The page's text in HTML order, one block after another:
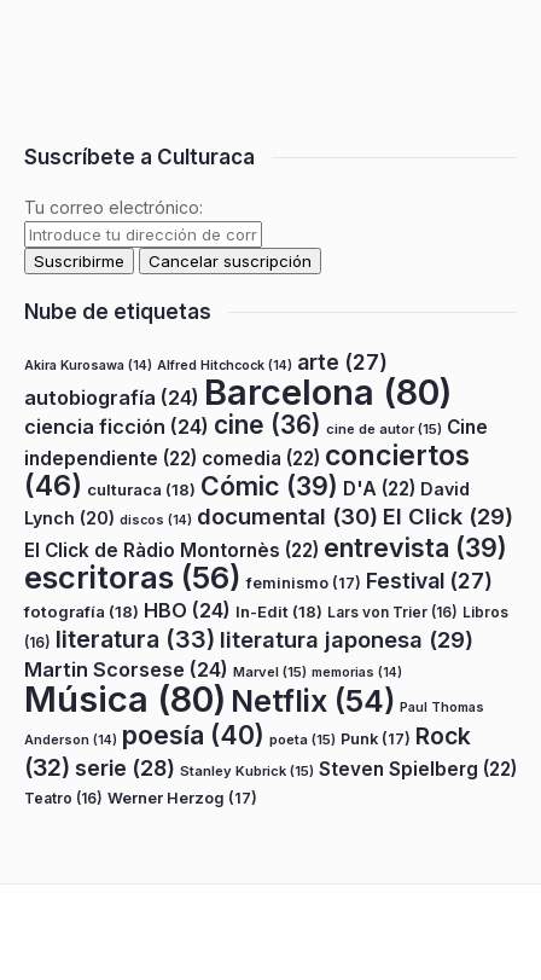
Suscríbete a Culturaca
Tu correo electrónico:
Nube de etiquetas
Akira Kurosawa (14) Alfred Hitchcock (14) arte (27)
autobiografía (24) Barcelona (80)
ciencia ficción (24) cine (36) cine de autor(15) Cine
independiente (22) comedia (22) conciertos
(46) culturaca (18) Cómic (39) D'A (22) David
Lynch (20) discos (14) documental (30) El Click (29)
El Click de Ràdio Montornès (22) entrevista (39)
escritoras (56) feminismo (17) Festival (27)
fotografía (18) HBO (24) In-Edit (18) Lars von Trier (16) Libros
(16) literatura (33) literatura japonesa (29)
Martin Scorsese (24) Marvel (15) memorias (14)
Música (80) Netflix (54) Paul Thomas
Anderson (14) poesía (40) poeta (15) Punk (17) Rock
(32) serie (28) Stanley Kubrick (15) Steven Spielberg (22)
Teatro (16) Werner Herzog (17)